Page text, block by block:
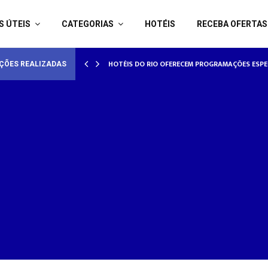
ÚTEIS CATEGORIAS HOTÉIS RECEBA OFERTAS
REALIZADAS HOTÉISRIO REALIZA CICLO DE SEMINÁRIOS